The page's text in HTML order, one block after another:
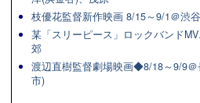
枝優花監督新作映画 8/15～9/1＠渋
某「スリーピース」ロックバンド
郊
渡辺直樹監督劇場映画◆8/18～9/9
市)